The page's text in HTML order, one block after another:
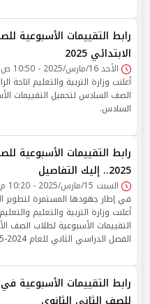
رابط التقييمات الأسبوعية
الابتدائي 2025
الأحد 16/مارس/2025 - 10:50 ص
أعلنت وزارة التربية والتعليم اتاحة
الصف السادس لتحميل التقييمات
السادس.
رابط التقييمات الأسبوعية
2025.. إليك التفاصيل
السبت 15/مارس/2025 - 10:20 م
في إطار جهودها المستمرة لتطوير
أعلنت وزارة التربية والتعليم
التقييمات الأسبوعية لطلاب الصف
الفصل الدراسي الثاني للعام 2024-2025.
رابط التقييمات الأسبوعية